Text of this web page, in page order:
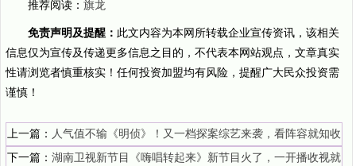
推荐阅读： 旗龙
免责声明及提醒： 此文内容为本网所转载企业宣传资讯，该相关
信息仅为宣传及传递更多信息之目的，不代表本网站观点，文章真实
性请浏览者慎重核实！任何投资加盟均有风险，提醒广大民众投资需
谨慎！
上一篇： 人气值不输《明侦》！又一档探案综艺来袭，看阵容就知收
视率稳了
下一篇： 湖南卫视新节目《嗨唱转起来》新节目火了，一开播收视就